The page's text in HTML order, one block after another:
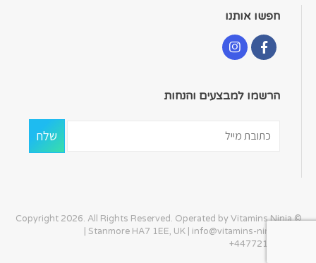
חפשו אותנו
הרשמו למבצעים והנחות
© Copyright 2026. All Rights Reserved. Operated by Vitamins Ninja
| Stanmore HA7 1EE, UK | info@vitamins-ninja.com
+447721405586